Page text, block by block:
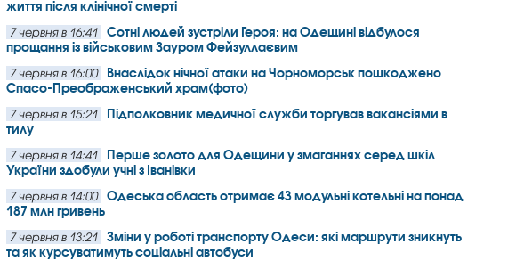
життя після клінічної смерті
7 червня в 16:41
Сотні людей зустріли Героя: на Одещині відбулося
прощання із військовим Зауром Фейзуллаєвим
7 червня в 16:00
Внаслідок нічної атаки на Чорноморськ пошкоджено
Спасо-Преображенський храм(фото)
7 червня в 15:21
Підполковник медичної служби торгував вакансіями в
тилу
7 червня в 14:41
Перше золото для Одещини у змаганнях серед шкіл
України здобули учні з Іванівки
7 червня в 14:00
Одеська область отримає 43 модульні котельні на понад
187 млн гривень
7 червня в 13:21
Зміни у роботі транспорту Одеси: які маршрути зникнуть
та як курсуватимуть соціальні автобуси